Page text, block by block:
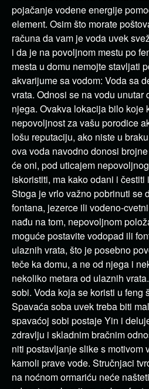
pojačanje vodene energije
element. Osim što morate
računa da vam je voda uvek
i da je na povoljnom mestu po
mesta u domu nemojte stavljati
akvarijume sa vodom: Voda sa
vrata. Odnosi se na vodu unutar
njega. Ovakva lokacija bilo koje
nepovoljnost za vašu porodice
lošu reputaciju, ako niste u
ova voda navodno donosi
će oni, pod uticajem
iskoristiti, ma kako odani i
Stoga je vrlo važno pobrinuti se
fontana, jezerce ili vodeno-
nađu na tom, nepovoljnom
moguće postavite vodopad ili
ulaznih vrata, što je posebno
teče ka domu, a ne od njega i
nekoliko metara od ulaznih
sobi. Voda koja se koristi u feng
Spavaća soba uvek treba biti
spavaćoj sobi postaje Yin i
zdravlju i skladnim bračnim
niti postavljanje slike s motivom
kamoli prave vode. Stručnjaci
na noćnom ormariću neće